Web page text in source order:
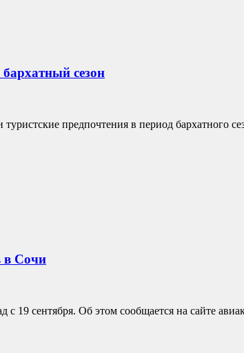
сезон
туристские предпочтения в период
в Сочи
19 сентября. Об этом сообщается на сайте